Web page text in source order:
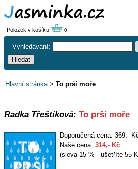
Položek v košíku 0
Vyhledávání:
Hlavní stránka> To prší moře
Radka Třeštíková: To prší moře
Doporučená cena: 369,-
Naše cena: 314,- Kč
(sleva 15 % - ušetříte 55